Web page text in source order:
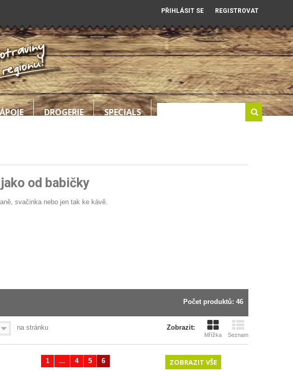
PŘIHLÁSIT SE REGISTROVAT
DROGERIE SPECIALS
od babičky
svačinka nebo jen tak ke kávě.
Počet produktů: 46
Zobrazit:
Mřížka Seznam
na stránku
ZOBRAZIT VŠE
1 ... 4 5 6